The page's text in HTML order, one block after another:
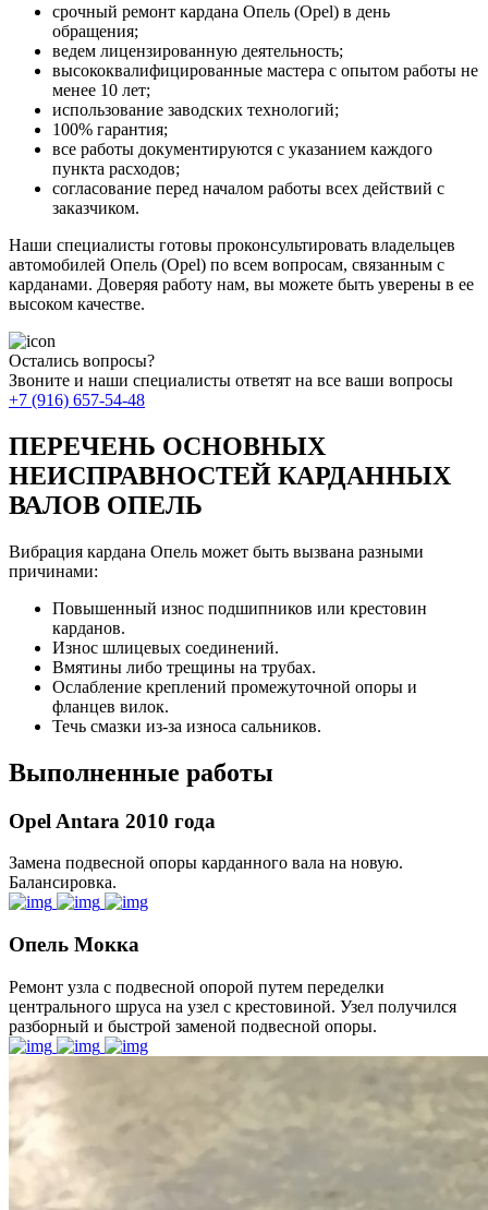
срочный ремонт кардана Опель (Opel) в день
обращения;
ведем лицензированную деятельность;
высококвалифицированные мастера с опытом работы не
менее 10 лет;
использование заводских технологий;
100% гарантия;
все работы документируются с указанием каждого
пункта расходов;
согласование перед началом работы всех действий с
заказчиком.
Наши специалисты готовы проконсультировать владельцев
автомобилей Опель (Opel) по всем вопросам, связанным с
карданами. Доверяя работу нам, вы можете быть уверены в ее
высоком качестве.
Остались вопросы?
Звоните и наши специалисты ответят на все ваши вопросы
+7 (916) 657-54-48
ПЕРЕЧЕНЬ ОСНОВНЫХ
НЕИСПРАВНОСТЕЙ КАРДАННЫХ
ВАЛОВ ОПЕЛЬ
Вибрация кардана Опель может быть вызвана разными
причинами:
Повышенный износ подшипников или крестовин
карданов.
Износ шлицевых соединений.
Вмятины либо трещины на трубах.
Ослабление креплений промежуточной опоры и
фланцев вилок.
Течь смазки из-за износа сальников.
Выполненные работы
Opel Antara 2010 года
Замена подвесной опоры карданного вала на новую.
Балансировка.
Опель Мокка
Ремонт узла с подвесной опорой путем переделки
центрального шруса на узел с крестовиной. Узел получился
разборный и быстрой заменой подвесной опоры.